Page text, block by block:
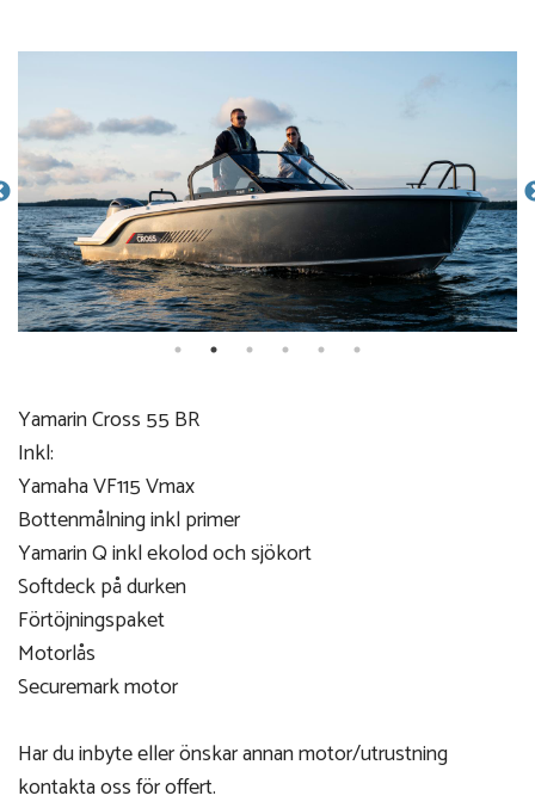
Yamarin Cross 55 BR
Inkl:
Yamaha VF115 Vmax
Bottenmålning inkl primer
Yamarin Q inkl ekolod och sjökort
Softdeck på durken
Förtöjningspaket
Motorlås
Securemark motor
Har du inbyte eller önskar annan motor/utrustning
kontakta oss för offert.